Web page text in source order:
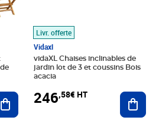
Ajouter au panier
Livr. offerte
Vidaxl
vidaXL Chaises inclinables de
jardin lot de 3 et coussins Bois
acacia
246,58€ HT